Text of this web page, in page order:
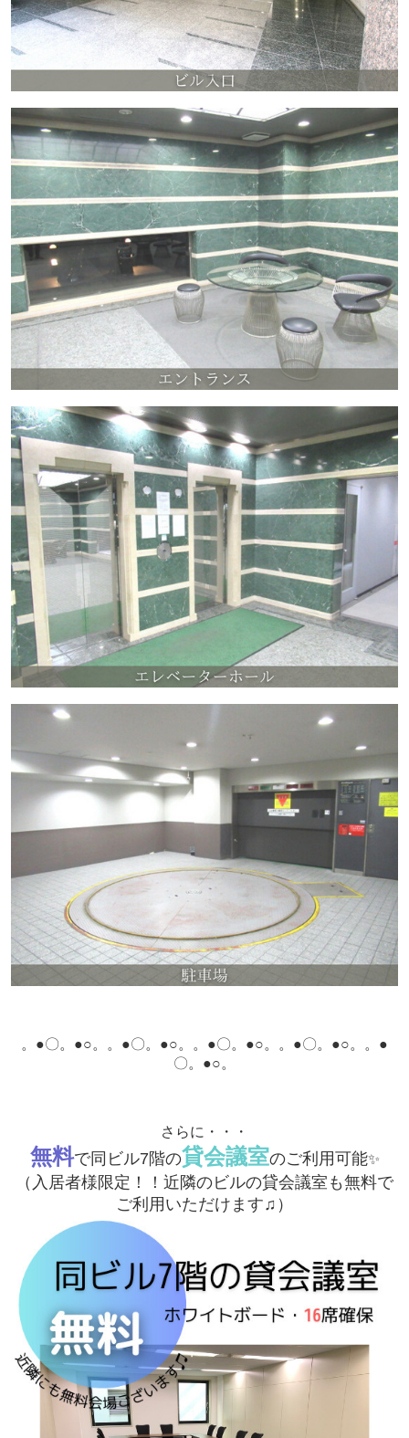
。●〇。●○。 。●〇。●○。 。●〇。●○。 。●〇。●○。
。●
〇。●○。
さらに・・・
無料で同ビル7階の貸会議室のご利用可能✨
（入居者様限定！！近隣のビルの貸会議室も無料で
ご利用いただけます♫）